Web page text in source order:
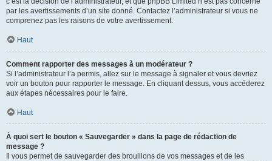
par les avertissements d’un site donné. Contactez l’administrateur si vous ne
comprenez pas les raisons de votre avertissement.
Haut
Comment rapporter des messages à un modérateur ?
Si l’administrateur l’a permis, allez sur le message à signaler et vous devriez
voir un bouton pour rapporter le message. En cliquant dessus, vous accéderez
aux étapes nécessaires pour le faire.
Haut
À quoi sert le bouton « Sauvegarder » dans la page de rédaction de
message ?
Il vous permet de sauvegarder des brouillons de vos messages et de les